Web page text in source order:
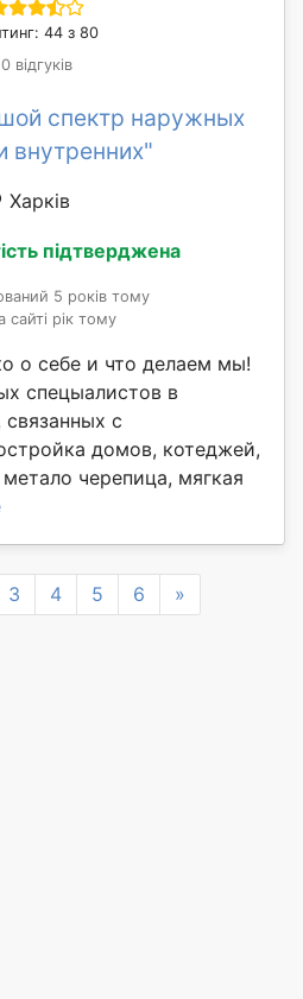
44 з 80
0 відгуків
спектр наружных
внутренних"
Харків
підтверджена
5 років тому
сайті рік тому
о себе и что делаем мы!
спецыалистов в
с
домов, котеджей,
черепица, мягкая
3 4 5 6 »